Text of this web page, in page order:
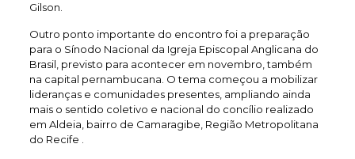
Gilson.
Outro ponto importante do encontro foi a preparação
para o Sínodo Nacional da Igreja Episcopal Anglicana do
Brasil, previsto para acontecer em novembro, também
na capital pernambucana. O tema começou a mobilizar
lideranças e comunidades presentes, ampliando ainda
mais o sentido coletivo e nacional do concílio realizado
em Aldeia, bairro de Camaragibe, Região Metropolitana
do Recife .